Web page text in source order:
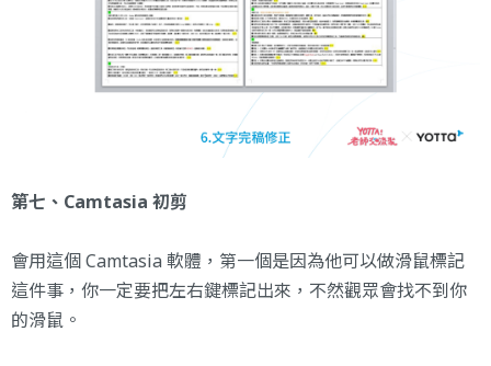
第七、Camtasia 初剪
會用這個 Camtasia 軟體，第一個是因為他可以做滑鼠標記
這件事，你一定要把左右鍵標記出來，不然觀眾會找不到你
的滑鼠。